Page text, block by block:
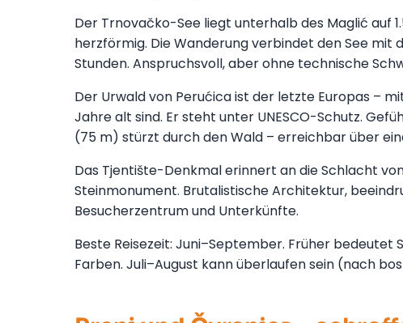
Der Trnovačko-See liegt unterhalb des Maglić auf
herzförmig. Die Wanderung verbindet den See mit
Stunden. Anspruchsvoll, aber ohne technische
Der Urwald von Perućica ist der letzte Europas –
Jahre alt sind. Er steht unter UNESCO-Schutz.
(75 m) stürzt durch den Wald – erreichbar über
Das Tjentište-Denkmal erinnert an die Schlacht
Steinmonument. Brutalistische Architektur,
Besucherzentrum und Unterkünfte.
Beste Reisezeit: Juni–September. Früher
Farben. Juli–August kann überlaufen sein (nach